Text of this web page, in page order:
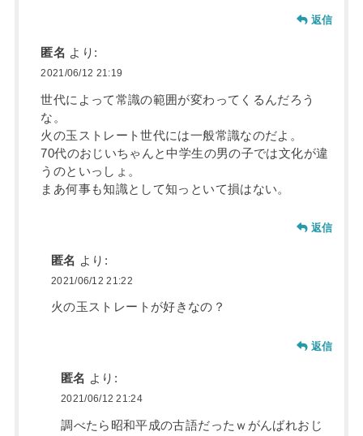
返信
匿名 より:
2021/06/12 21:19
世代によって常識の範囲が変わってくるんだろう
な。
火の玉ストレート世代には一般常識なのだよ。
70代のおじいちゃんと中学生の男の子では文化が違
うのといっしょ。
まあ何事も知識として知っといて損はない。
返信
匿名 より:
2021/06/12 21:22
火の玉ストレートが好きなの？
返信
匿名 より:
2021/06/12 21:24
調べたら昭和平成の古語だったｗがんばれおじ